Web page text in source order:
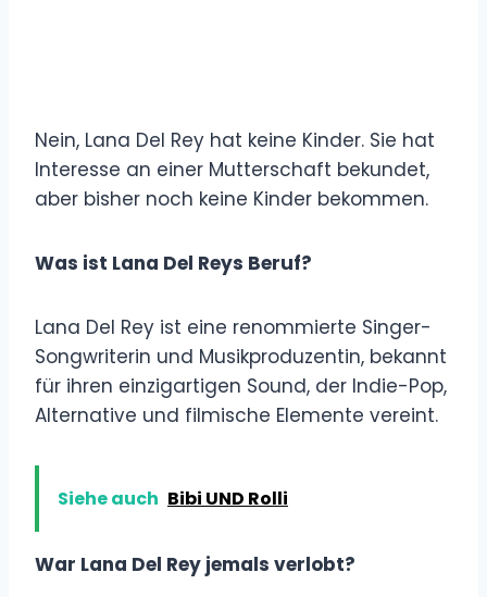
Nein, Lana Del Rey hat keine Kinder. Sie hat
Interesse an einer Mutterschaft bekundet,
aber bisher noch keine Kinder bekommen.
Was ist Lana Del Reys Beruf?
Lana Del Rey ist eine renommierte Singer-
Songwriterin und Musikproduzentin, bekannt
für ihren einzigartigen Sound, der Indie-Pop,
Alternative und filmische Elemente vereint.
Siehe auch Bibi UND Rolli
War Lana Del Rey jemals verlobt?